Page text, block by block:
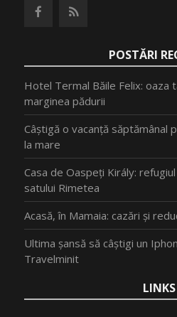
POSTĂRI
Hotel Termal Băile Felix: oaza
marginea pădurii
Câștigă o vacanță săptămânal
la mare
Casa de Oaspeți Király:
satului Rimetea
Acasă, în Mamaia: cazări și
Ultima șansă să câștigi un
Travelminit
LINKS